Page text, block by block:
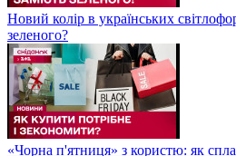
Новий колір в українських
зеленого?
«Чорна п'ятниця» з користю: як